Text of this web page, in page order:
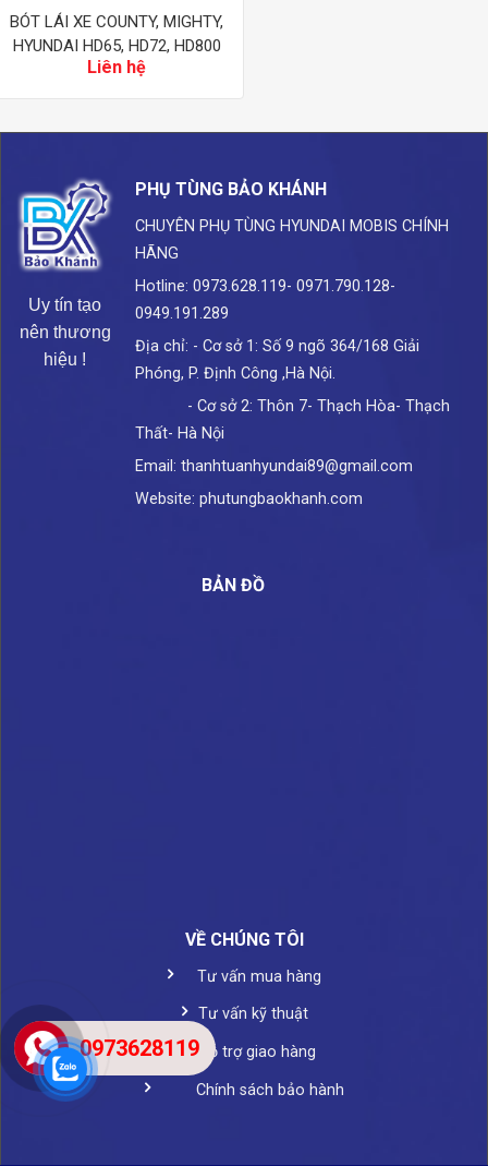
BÓT LÁI XE COUNTY, MIGHTY,
HYUNDAI HD65, HD72, HD800
(57600 5A220)
Liên hệ
Uy tín tạo
nên thương
hiệu !
PHỤ TÙNG BẢO KHÁNH
CHUYÊN PHỤ TÙNG HYUNDAI MOBIS CHÍNH
HÃNG
Hotline: 0973.628.119- 0971.790.128-
0949.191.289
Địa chỉ: - Cơ sở 1: Số 9 ngõ 364/168 Giải
Phóng, P. Định Công ,Hà Nội.
- Cơ sở 2: Thôn 7- Thạch Hòa- Thạch
Thất- Hà Nội
Email: thanhtuanhyundai89@gmail.com
Website: phutungbaokhanh.com
BẢN ĐỒ
VỀ CHÚNG TÔI
Tư vấn mua hàng
Tư vấn kỹ thuật
Hỗ trợ giao hàng
Chính sách bảo hành
0973628119